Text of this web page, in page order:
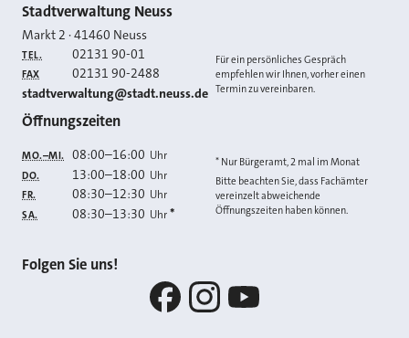
Kontakt
Stadtverwaltung Neuss
Markt 2 ·41460 Neuss
TEL. 02131 90-01
FAX 02131 90-2488
E-MAIL
stadtverwaltung@stadt.neuss.de
Für ein persönliches Gespräch
empfehlen wir Ihnen, vorher einen
Termin zu vereinbaren.
Öffnungszeiten
MO.–MI. 08:00–16:00 Uhr
DO. 13:00–18:00 Uhr
FR. 08:30–12:30 Uhr
SA. 08:30–13:30 Uhr *
* Nur Bürgeramt, 2 mal im Monat
Bitte beachten Sie, dass Fachämter
vereinzelt abweichende
Öffnungszeiten haben können.
Folgen Sie uns!